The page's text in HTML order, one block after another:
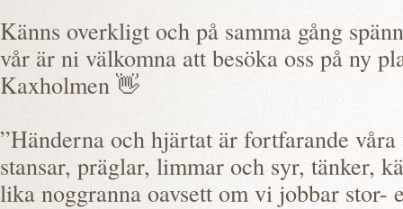
Känns overkligt och på samma gång
vår är ni välkomna att besöka oss på ny
Kaxholmen 👋
”Händerna och hjärtat är fortfarande
stansar, präglar, limmar och syr, tänker,
lika noggranna oavsett om vi jobbar stor-